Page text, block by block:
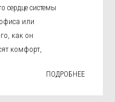
сердце системы
или
как он
комфорт,
ПОДРОБНЕЕ